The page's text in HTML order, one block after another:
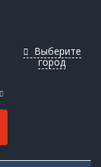
Выберите
город